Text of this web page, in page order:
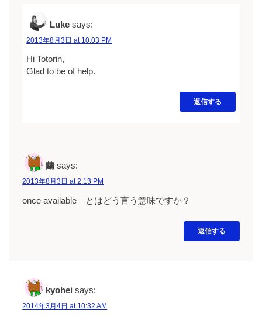
Luke says:
2013年8月3日 at 10:03 PM
Hi Totorin,
Glad to be of help.
返信する
繭 says:
2013年8月3日 at 2:13 PM
once available とはどう言う意味ですか？
返信する
kyohei says:
2014年3月4日 at 10:32 AM